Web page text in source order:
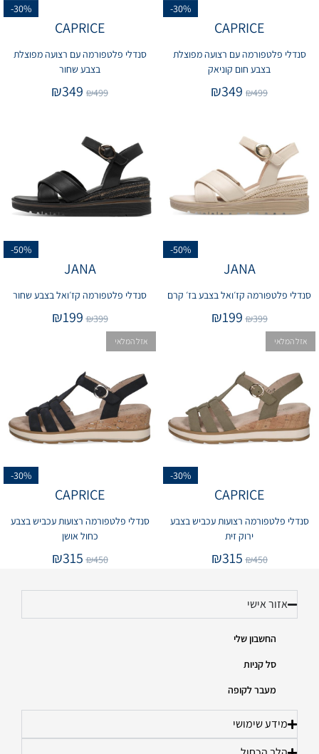
-30%
CAPRICE
סנדלי פלטפורמה עם רצועה מפוצלת
בצבע חום קוניאק
₪499
₪349
-30%
CAPRICE
סנדלי פלטפורמה עם רצועה מפוצלת
בצבע שחור
₪499
₪349
-50%
JANA
סנדלי פלטפורמה קז׳ואל בצבע בז׳ קרם
₪399
₪199
-50%
JANA
סנדלי פלטפורמה קז׳ואל בצבע שחור
₪399
₪199
-30%
אזל המלאי
CAPRICE
סנדלי פלטפורמה רצועות עכביש בצבע
ירוק זית
₪450
₪315
-30%
אזל המלאי
CAPRICE
סנדלי פלטפורמה רצועות עכביש בצבע
כחול אושן
₪450
₪315
אזור אישי
החשבון שלי
סל קניות
מעבר לקופה
מידע שימושי